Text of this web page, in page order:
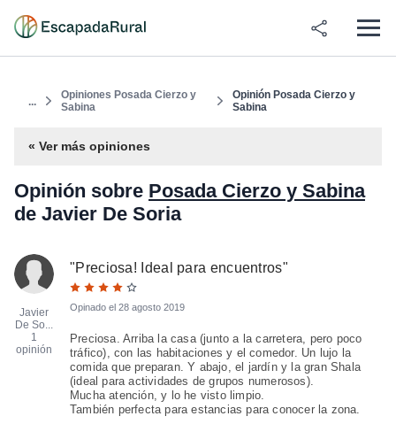
...
Opiniones Posada Cierzo y
Sabina
Opinión Posada Cierzo y
Sabina
« Ver más opiniones
Opinión sobre Posada Cierzo y Sabina
de Javier De Soria
Javier
De So...
1
opinión
"Preciosa! Ideal para encuentros"
Opinado el 28 agosto 2019
Preciosa. Arriba la casa (junto a la carretera, pero poco
tráfico), con las habitaciones y el comedor. Un lujo la
comida que preparan. Y abajo, el jardín y la gran Shala
(ideal para actividades de grupos numerosos).
Mucha atención, y lo he visto limpio.
También perfecta para estancias para conocer la zona.